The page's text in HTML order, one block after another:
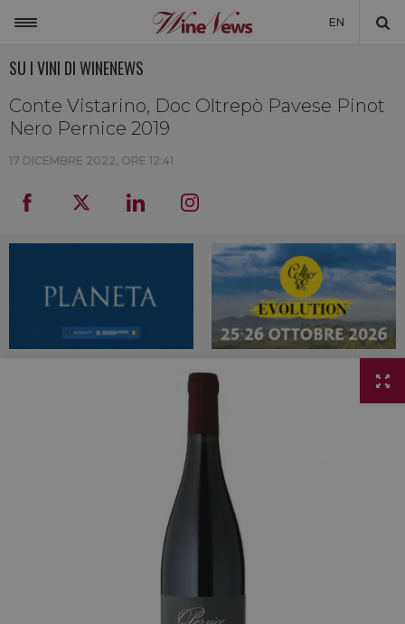
EN
MONDO
NON SOLO VINO
LA CANTINA DI WINENEWS
DICONO DI NOI
WINENEWS TV
SU I VINI DI WINENEWS
Conte Vistarino, Doc Oltrepò Pavese Pinot
Nero Pernice 2019
17 DICEMBRE 2022, ORE 12:41